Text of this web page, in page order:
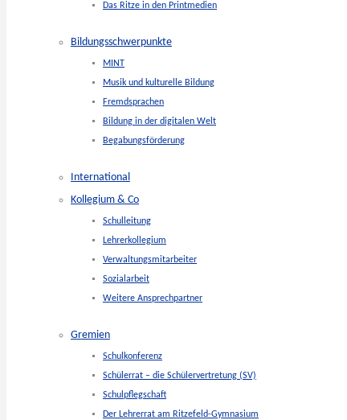
Das Ritze in den Printmedien
Bildungsschwerpunkte
MINT
Musik und kulturelle Bildung
Fremdsprachen
Bildung in der digitalen Welt
Begabungsförderung
International
Kollegium & Co
Schulleitung
Lehrerkollegium
Verwaltungsmitarbeiter
Sozialarbeit
Weitere Ansprechpartner
Gremien
Schulkonferenz
Schülerrat – die Schülervertretung (SV)
Schulpflegschaft
Der Lehrerrat am Ritzefeld-Gymnasium